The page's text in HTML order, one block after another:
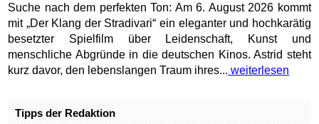
Suche nach dem perfekten Ton: Am 6. August 2026 kommt
mit „Der Klang der Stradivari“ ein eleganter und hochkarätig
besetzter Spielfilm über Leidenschaft, Kunst und
menschliche Abgründe in die deutschen Kinos. Astrid steht
kurz davor, den lebenslangen Traum ihres... weiterlesen
Tipps der Redaktion